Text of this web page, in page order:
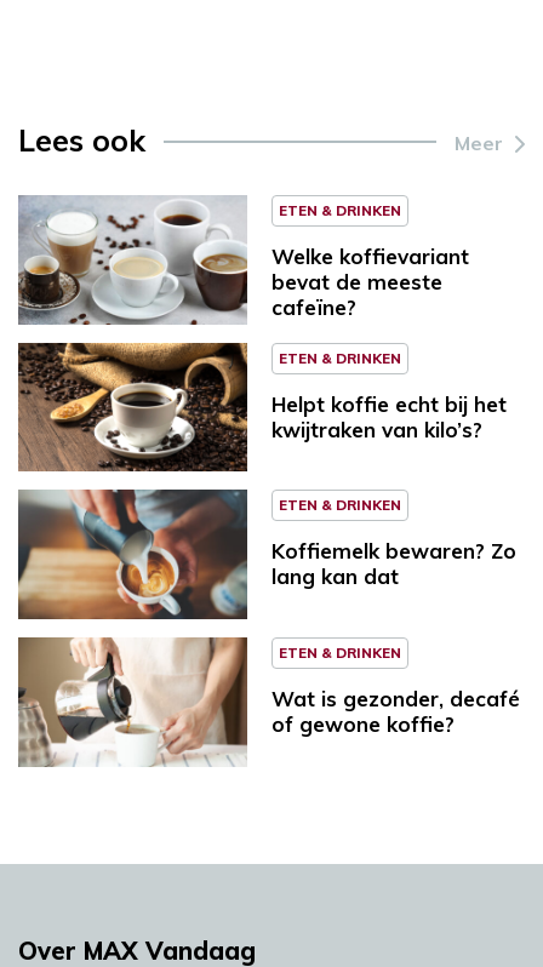
Lees ook Meer
ETEN & DRINKEN
Welke koffievariant
bevat de meeste
cafeïne?
ETEN & DRINKEN
Helpt koffie echt bij het
kwijtraken van kilo’s?
ETEN & DRINKEN
Koffiemelk bewaren? Zo
lang kan dat
ETEN & DRINKEN
Wat is gezonder, decafé
of gewone koffie?
Over MAX Vandaag